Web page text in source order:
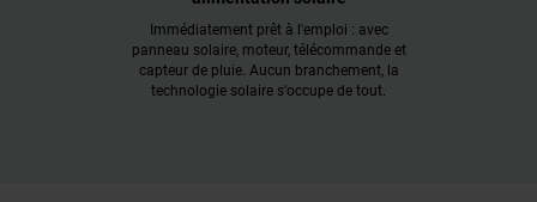
Immédiatement prêt à l'emploi : avec
panneau solaire, moteur, télécommande et
capteur de pluie. Aucun branchement, la
technologie solaire s'occupe de tout.